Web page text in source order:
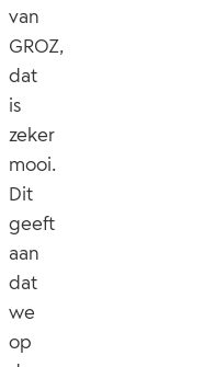
van
GROZ,
dat
is
zeker
mooi.
Dit
geeft
aan
dat
we
op